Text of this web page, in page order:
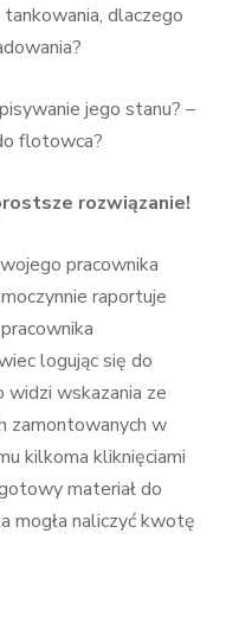
dlaczego
jego stanu? –
flotowca?
rozwiązanie!
pracownika
raportuje
logując się do
widzi wskazania ze
zamontowanych w
kilkoma kliknięciami
materiał do
mogła naliczyć kwotę